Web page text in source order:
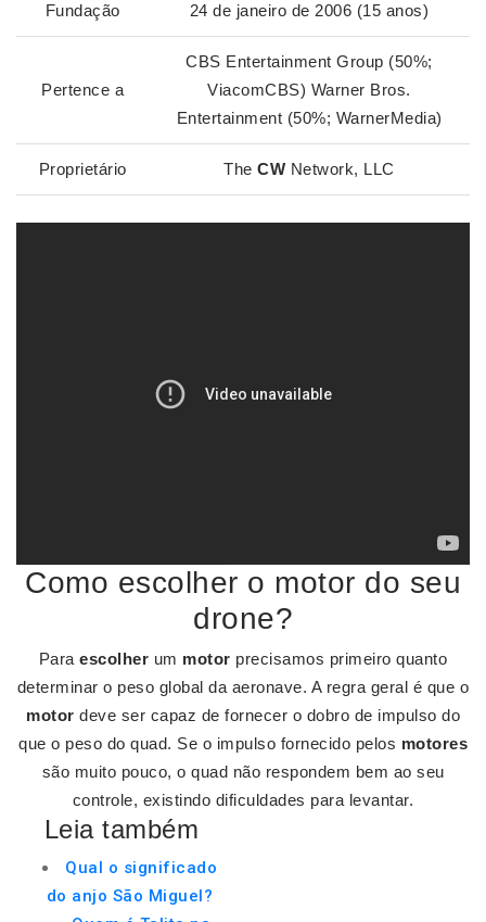
Fundação 24 de janeiro de 2006 (15 anos)
Pertence a
CBS Entertainment Group (50%;
ViacomCBS) Warner Bros.
Entertainment (50%; WarnerMedia)
Proprietário TheCW Network, LLC
Como escolher o motor do seu
drone?
Paraescolher um motor precisamos primeiro quanto
determinar o peso global da aeronave. A regra geral é que o
motor deve ser capaz de fornecer o dobro de impulso do
que o peso do quad. Se o impulso fornecido pelos motores
são muito pouco, o quad não respondem bem ao seu
controle, existindo dificuldades para levantar.
Leia também
Qual o significado
do anjo São Miguel?